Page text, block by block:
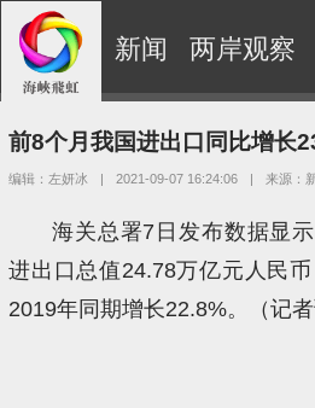
新闻 两岸观察
前8个月我国进出口同比增长
编辑：左妍冰 | 2021-09-07 16:24:06 | 来源：
海关总署7日发布数据显
进出口总值24.78万亿元人民
2019年同期增长22.8%。（记者